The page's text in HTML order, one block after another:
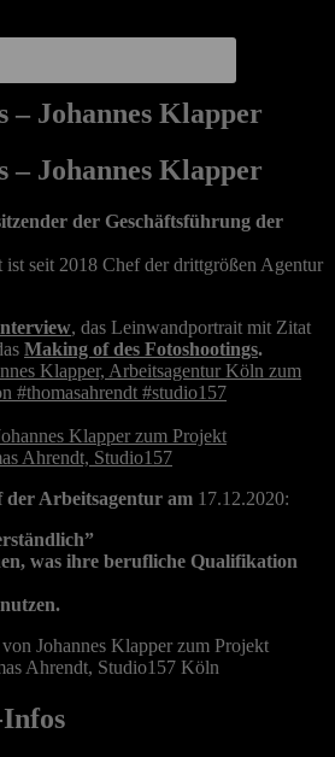
– Johannes Klapper
– Johannes Klapper
der Geschäftsführung der
seit 2018 Chef der drittgrößen Agentur
, das Leinwandportrait mit Zitat
Making of des Fotoshootings.
der Arbeitsagentur am 17.12.2020:
was ihre berufliche Qualifikation